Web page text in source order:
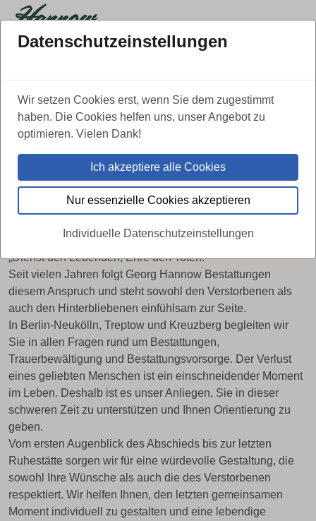
Tag & Nacht erreichbar: 030 / 687 70 50
IMMER AN IHRER SEITE
Willkommen bei Georg Hannow
„Dienst den Lebenden, Ehre den Toten.“
Seit vielen Jahren folgt Georg Hannow Bestattungen
diesem Anspruch und steht sowohl den Verstorbenen als
auch den Hinterbliebenen einfühlsam zur Seite.
In Berlin-Neukölln, Treptow und Kreuzberg begleiten wir
Sie in allen Fragen rund um Bestattungen,
Trauerbewältigung und Bestattungsvorsorge. Der Verlust
eines geliebten Menschen ist ein einschneidender Moment
im Leben. Deshalb ist es unser Anliegen, Sie in dieser
schweren Zeit zu unterstützen und Ihnen Orientierung zu
geben.
Vom ersten Augenblick des Abschieds bis zur letzten
Ruhestätte sorgen wir für eine würdevolle Gestaltung, die
sowohl Ihre Wünsche als auch die des Verstorbenen
respektiert. Wir helfen Ihnen, den letzten gemeinsamen
Moment individuell zu gestalten und eine lebendige
Datenschutzeinstellungen
Wir setzen Cookies erst, wenn Sie dem zugestimmt
haben. Die Cookies helfen uns, unser Angebot zu
optimieren. Vielen Dank!
Ich akzeptiere alle Cookies
Nur essenzielle Cookies akzeptieren
Individuelle Datenschutzeinstellungen